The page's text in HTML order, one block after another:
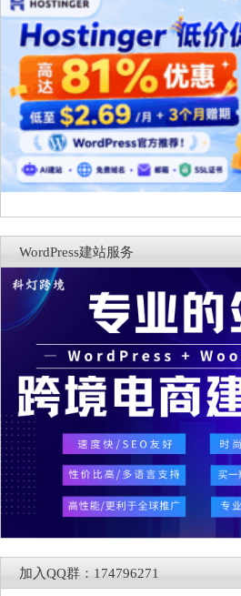
WordPress建站服务
加入QQ群：174796271